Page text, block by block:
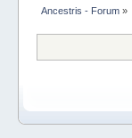
Ancestris - Forum »